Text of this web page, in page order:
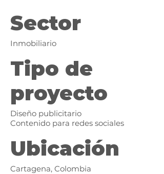
Sector
Inmobiliario
Tipo de
proyecto
Diseño publicitario
Contenido para redes sociales
Ubicación
Cartagena, Colombia